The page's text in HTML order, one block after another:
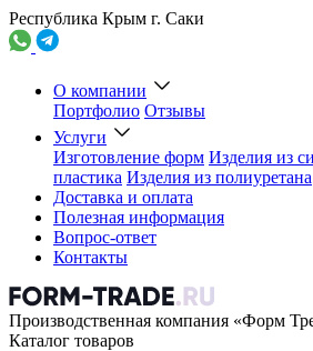
Республика Крым г. Саки
О компании
Портфолио Отзывы
Услуги
Изготовление форм Изделия из
пластика Изделия из полиуретана
Доставка и оплата
Полезная информация
Вопрос-ответ
Контакты
Производственная компания «Форм
Каталог товаров